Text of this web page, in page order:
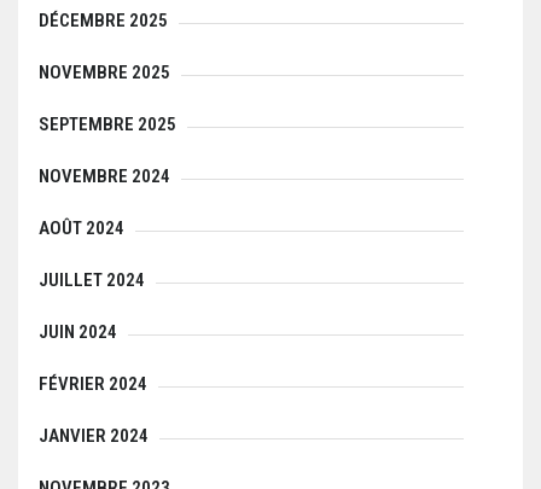
DÉCEMBRE 2025
NOVEMBRE 2025
SEPTEMBRE 2025
NOVEMBRE 2024
AOÛT 2024
JUILLET 2024
JUIN 2024
FÉVRIER 2024
JANVIER 2024